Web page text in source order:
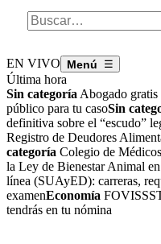
EN VIVO ☰
Última hora
Sin categoríaAbogado gratis
público para tu casoSin
definitiva sobre el “escudo”
Registro de Deudores
categoría Colegio de
la Ley de Bienestar Animal
línea (SUAyED): carreras,
examenEconomía
tendrás en tu nómina